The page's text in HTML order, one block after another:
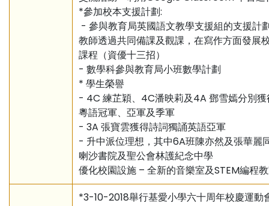
*參加校本支援計劃:
- 參與教育局英國語文教學支援組的支援計
教師透過共同備課及觀課，在寫作方面發展
課程（資優十三招）
- 數學科參與教育局小班數學計劃
* 學生榮譽
- 4C 練芷穎、4C潘映莉及4A 鄧雪嫣分別獲
粵語冠軍、亞軍及季軍
- 3A 張寶雲獲得詩詞獨誦英語亞軍
- 升中派位理想，其中6A班陳亦然及張華麗
喇沙書院及聖公會林護紀念中學
優化校園設施 – 全新的音樂室及STEM編程
*3-10-2018舉行基愛小學六十周年校慶運動